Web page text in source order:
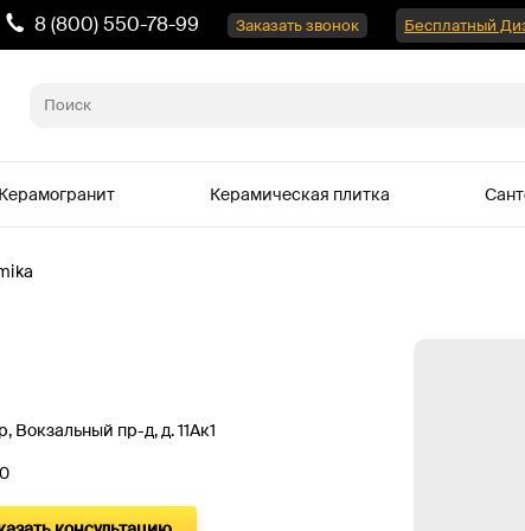
8 (800) 550-78-99 Заказать звонок Бесплатный
Керамогранит Керамическая плитка
Вокзальный пр-д, д. 11Ак1